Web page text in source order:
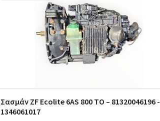
Σασμάν ZF Ecolite 6AS 800 TO – 81320046196 -
1346061017